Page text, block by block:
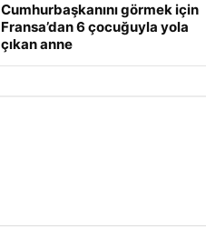
Cumhurbaşkanını görmek için
Fransa’dan 6 çocuğuyla yola
çıkan anne